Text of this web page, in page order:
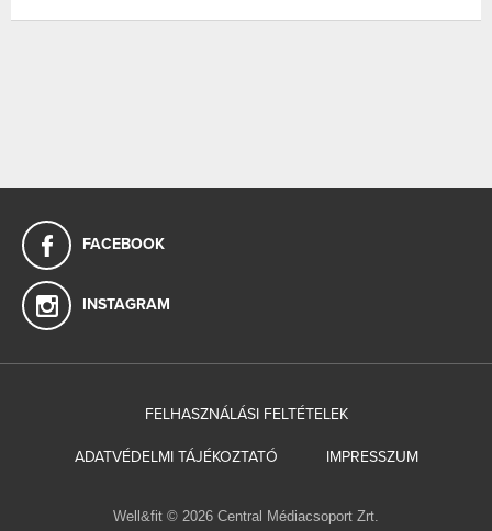
FACEBOOK
INSTAGRAM
FELHASZNÁLÁSI FELTÉTELEK
ADATVÉDELMI TÁJÉKOZTATÓ IMPRESSZUM
Well&fit © 2026 Central Médiacsoport Zrt.